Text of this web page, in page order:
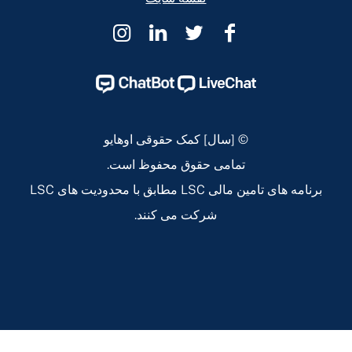
کمک
اوهایو
Page
کمک
اوهایو
Page
کمک
اوهایو
Page
کمک
اوهایو
Page
© [سال] کمک حقوقی اوهایو
تمامی حقوق محفوظ است.
برنامه های تامین مالی LSC مطابق با محدودیت های LSC
شرکت می کنند.